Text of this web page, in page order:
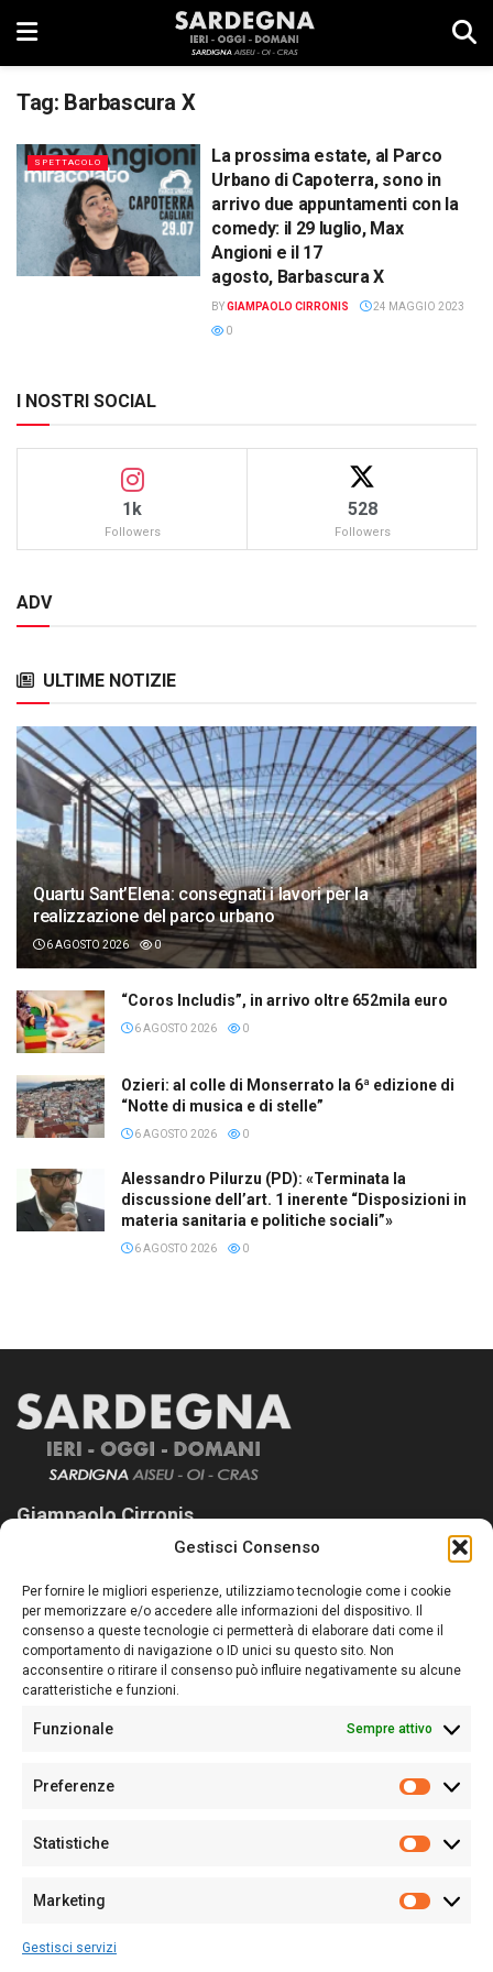
Gestisci Consenso
Per fornire le migliori esperienze, utilizziamo tecnologie come i cookie
per memorizzare e/o accedere alle informazioni del dispositivo. Il
consenso a queste tecnologie ci permetterà di elaborare dati come il
comportamento di navigazione o ID unici su questo sito. Non
acconsentire o ritirare il consenso può influire negativamente su alcune
caratteristiche e funzioni.
Funzionale Sempre attivo
Preferenze
Statistiche
Marketing
Gestisci servizi
Tag: Barbascura X
SPETTACOLO
La prossima estate, al Parco
Urbano di Capoterra, sono in
arrivo due appuntamenti con la
comedy: il 29 luglio, Max
Angioni e il 17
agosto, Barbascura X
BYGIAMPAOLO CIRRONIS
24 MAGGIO 2023
0
I NOSTRI SOCIAL
1k
Followers
528
Followers
ADV
ULTIME NOTIZIE
Quartu Sant’Elena: consegnati i lavori per la
realizzazione del parco urbano
6 AGOSTO 2026 0
“Coros Includis”, in arrivo oltre 652mila euro
6 AGOSTO 2026 0
Ozieri: al colle di Monserrato la 6ª edizione di
“Notte di musica e di stelle”
6 AGOSTO 2026 0
Alessandro Pilurzu (PD): «Terminata la
discussione dell’art. 1 inerente “Disposizioni in
materia sanitaria e politiche sociali”»
6 AGOSTO 2026 0
Giampaolo Cirronis
Sardegna Ieri-Oggi-Domani nasce per informare “liberamente” i
lettori su quanto accade in Sardegna, con un occhio rivolto al
nostro passato e, soprattutto, al nostro futuro
Follow Us
Sede:Via Cristoforo Colombo 09013 Carbonia
Partita IVA02270380922
128/2020 del 10/02/2020
Per la Pubblicità: